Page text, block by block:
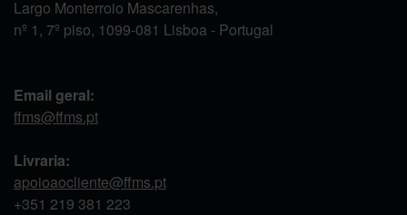
Largo Monterroio Mascarenhas,
nº 1, 7º piso, 1099-081 Lisboa - Portugal
Email geral:
ffms@ffms.pt
Livraria:
apoioaocliente@ffms.pt
+351 219 381 223